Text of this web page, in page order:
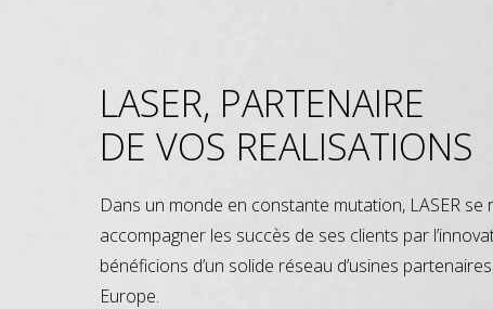
LASER, PARTENAIRE
DE VOS REALISATIONS
Dans un monde en constante mutation, LASER
accompagner les succès de ses clients par
bénéficions d’un solide réseau d’usines
Europe.